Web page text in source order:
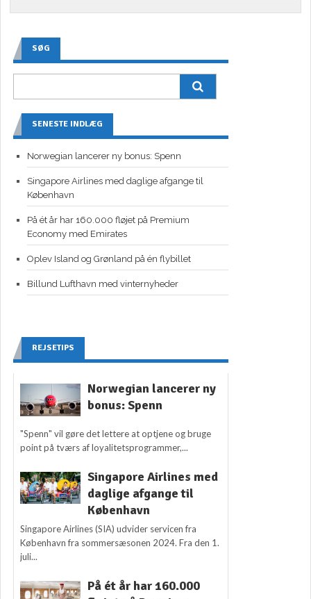
SØG
SENESTE INDLÆG
Norwegian lancerer ny bonus: Spenn
Singapore Airlines med daglige afgange til
København
På ét år har 160.000 fløjet på Premium
Economy med Emirates
Oplev Island og Grønland på én flybillet
Billund Lufthavn med vinternyheder
REJSETIPS
Norwegian lancerer ny
bonus: Spenn
"Spenn" vil gøre det lettere at optjene og bruge
point på tværs af loyalitetsprogrammer,...
Singapore Airlines med
daglige afgange til
København
Singapore Airlines (SIA) udvider servicen fra
København fra sommersæsonen 2024. Fra den 1.
juli...
På ét år har 160.000